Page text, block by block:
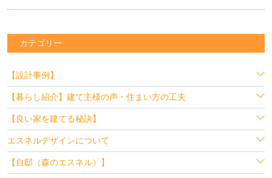
カテゴリー
【設計事例】
【暮らし紹介】建て主様の声・住まい方の工夫
【良い家を建てる秘訣】
エスネルデザインについて
【自邸（森のエスネル）】